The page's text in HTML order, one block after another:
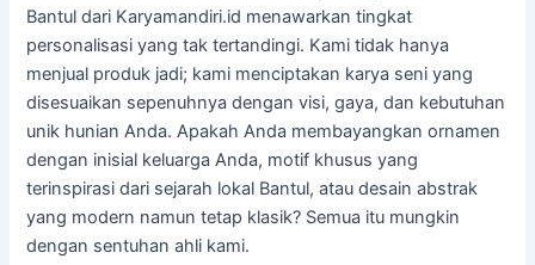
Bantul dari Karyamandiri.id menawarkan tingkat
personalisasi yang tak tertandingi. Kami tidak hanya
menjual produk jadi; kami menciptakan karya seni yang
disesuaikan sepenuhnya dengan visi, gaya, dan kebutuhan
unik hunian Anda. Apakah Anda membayangkan ornamen
dengan inisial keluarga Anda, motif khusus yang
terinspirasi dari sejarah lokal Bantul, atau desain abstrak
yang modern namun tetap klasik? Semua itu mungkin
dengan sentuhan ahli kami.